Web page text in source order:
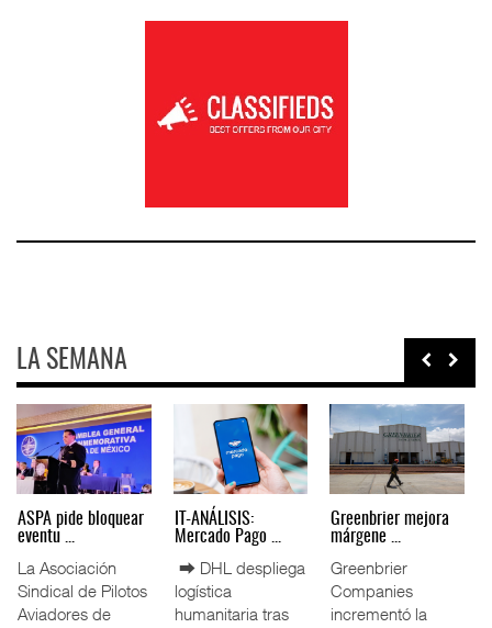
LA SEMANA
Miguel Ángel Bres
encabez ...
La Confederación
de Cámaras
Industriales
IT-ANÁLISIS: Puerto
Lázar ...
⮕ Canal de
Panamá reducirá
nuevamente el
La ATTRAPI licita
red de ...
La Agencia de
Trenes y
Transporte Público